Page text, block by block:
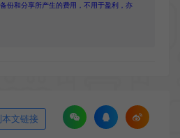
份和分享所产生的费用，不用于盈利，亦
本文链接